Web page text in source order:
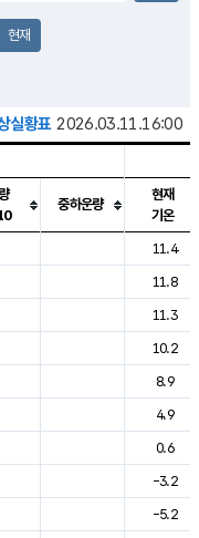
현재
실황표 2026.03.11.16:00
바람, 기압등을 안내한 표입
중하운량
현재
기온
11.4
11.8
11.3
10.2
8.9
4.9
0.6
-3.2
-5.2